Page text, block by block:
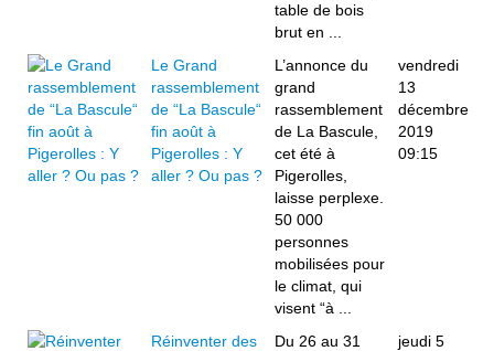
table de bois
brut en ...
Le Grand
rassemblement
de “La Bascule“
fin août à
Pigerolles : Y
aller ? Ou pas ?
L’annonce du
grand
rassemblement
de La Bascule,
cet été à
Pigerolles,
laisse perplexe.
50 000
personnes
mobilisées pour
le climat, qui
visent “à ...
vendredi
13
décembre
2019
09:15
Réinventer des
Du 26 au 31
jeudi 5